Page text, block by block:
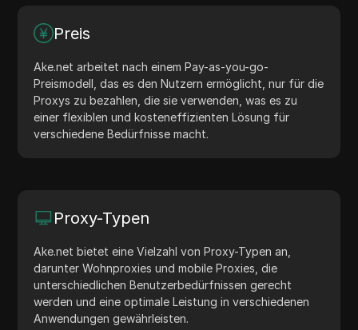
Preis
Ake.net arbeitet nach einem Pay-as-you-go-
Preismodell, das es den Nutzern ermöglicht, nur für die
Proxys zu bezahlen, die sie verwenden, was es zu
einer flexiblen und kosteneffizienten Lösung für
verschiedene Bedürfnisse macht.
Proxy-Typen
Ake.net bietet eine Vielzahl von Proxy-Typen an,
darunter Wohnproxies und mobile Proxies, die
unterschiedlichen Benutzerbedürfnissen gerecht
werden und eine optimale Leistung in verschiedenen
Anwendungen gewährleisten.